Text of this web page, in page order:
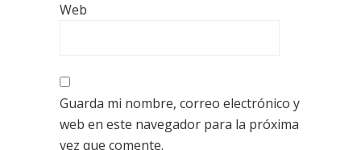
Web
Guarda mi nombre, correo electrónico y
web en este navegador para la próxima
vez que comente.